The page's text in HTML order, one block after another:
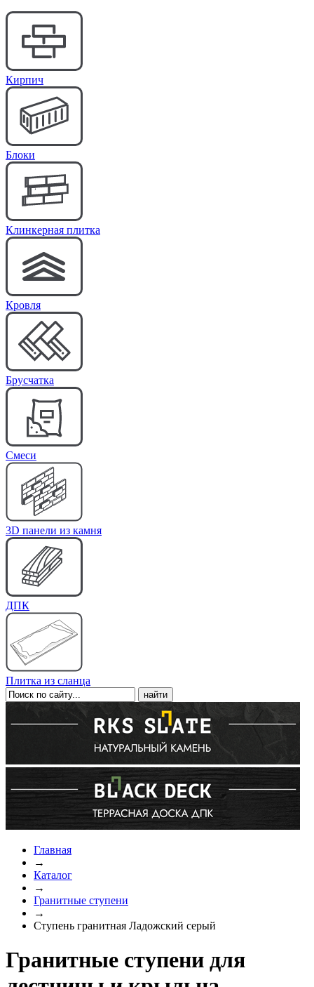
Кирпич
Блоки
Клинкерная плитка
Кровля
Брусчатка
Cмеси
3D панели из камня
ДПК
Плитка из сланца
Главная
→
Каталог
→
Гранитные ступени
→
Ступень гранитная Ладожский серый
Гранитные ступени для